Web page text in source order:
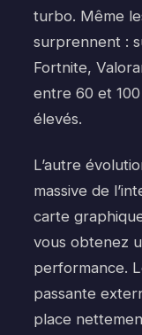
turbo. Même
surprennent :
Fortnite,
entre 60 et
élevés.
L’autre
massive de
carte
vous obtenez
performance.
passante
place